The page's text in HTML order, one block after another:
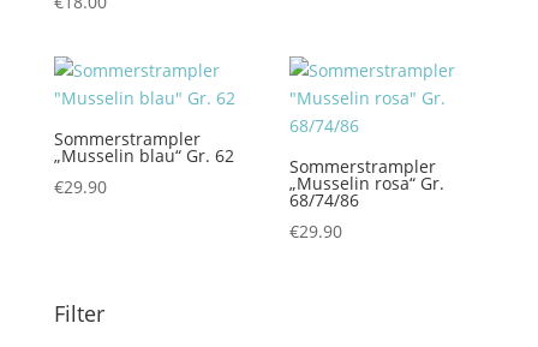
Sommerstrampler
„Musselin blau“ Gr. 62
€29.90
Sommerstrampler
„Musselin rosa“ Gr.
68/74/86
€29.90
Filter